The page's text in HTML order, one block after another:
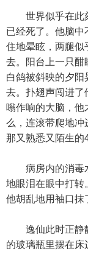
世界似乎在此
已经死了。他脑中
住地晕眩，两腿似
去。阳台上一只酣
白鸽被斜映的夕
去。扑翅声闯进了
嗡作响的大脑，
么，连滚带爬地冲
那又熟悉又陌生的
病房内的消毒水
地眼泪在眼中打转
他胡乱地用袖口抹
逸仙此时正静静
的玻璃瓶里摆在床